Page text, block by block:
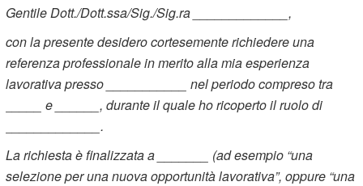
Gentile Dott./Dott.ssa/Sig./Sig.ra _____________,
con la presente desidero cortesemente richiedere una
referenza professionale in merito alla mia esperienza
lavorativa presso ___________ nel periodo compreso tra
_____ e ______, durante il quale ho ricoperto il ruolo di
_____________.
La richiesta è finalizzata a _______ (ad esempio “una
selezione per una nuova opportunità lavorativa”, oppure “una